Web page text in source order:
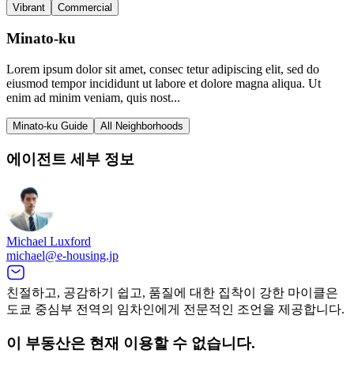
Vibrant Commercial
Minato-ku
Lorem ipsum dolor sit amet, consec tetur adipiscing elit, sed do
eiusmod tempor incididunt ut labore et dolore magna aliqua. Ut
enim ad minim veniam, quis nost...
Minato-ku Guide All Neighborhoods
에이전트 세부 정보
Michael Luxford
michael@e-housing.jp
친절하고, 공감하기 쉽고, 품질에 대한 집착이 강한 마이클은
도쿄 중심부 전역의 임차인에게 전문적인 조언을 제공합니다.
이 부동산은 현재 이용할 수 없습니다.